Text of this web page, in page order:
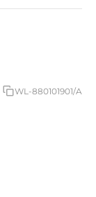
WL-880101901/A